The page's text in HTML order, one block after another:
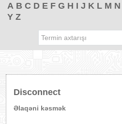
A B C D E F G H I J K L M N
Y Z
Disconnect
Əlaqəni kəsmək